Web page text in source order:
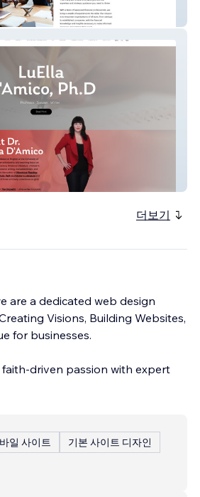
더보기
are a dedicated web design
Visions, Building Websites,
for businesses.
driven passion with expert
일 사이트
기본 사이트 디자인